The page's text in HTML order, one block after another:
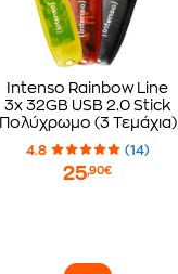
Intenso Rainbow Line
3x 32GB USB 2.0 Stick
Πολύχρωμο (3 Τεμάχια)
4.8 (14)
25,90€